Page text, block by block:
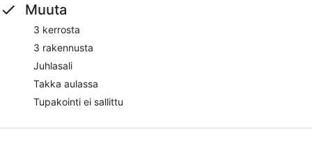
Muuta
3 kerrosta
3 rakennusta
Juhlasali
Takka aulassa
Tupakointi ei sallittu